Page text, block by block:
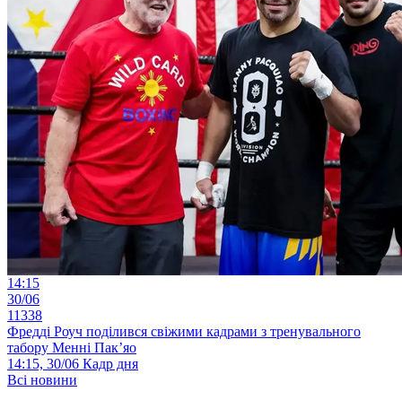
14:15
30/06
11338
Фредді Роуч поділився свіжими кадрами з тренувального
табору Менні Пак’яо
14:15, 30/06 Кадр дня
Всі новини